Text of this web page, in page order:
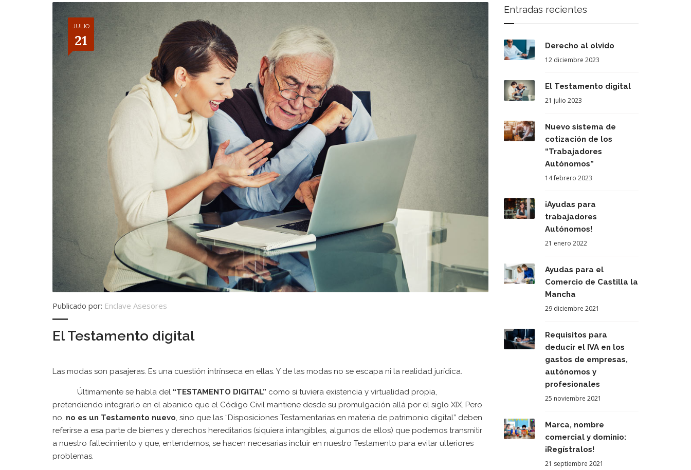
ÁREA LABORAL
ÁREA EXTRANJERÍA
JULIO
21
Publicado por: Enclave Asesores
El Testamento digital
Las modas son pasajeras. Es una cuestión intrínseca en ellas. Y de las modas no se escapa ni la realidad jurídica.
Últimamente se habla del “TESTAMENTO DIGITAL” como si tuviera existencia y virtualidad propia,
pretendiendo integrarlo en el abanico que el Código Civil mantiene desde su promulgación allá por el siglo XIX. Pero
no, no es un Testamento nuevo, sino que las “Disposiciones Testamentarias en materia de patrimonio digital” deben
referirse a esa parte de bienes y derechos hereditarios (siquiera intangibles, algunos de ellos) que podemos transmitir
a nuestro fallecimiento y que, entendemos, se hacen necesarias incluir en nuestro Testamento para evitar ulteriores
problemas.
Entradas recientes
Derecho al olvido
12 diciembre 2023
El Testamento digital
21 julio 2023
Nuevo sistema de
cotización de los
“Trabajadores
Autónomos”
14 febrero 2023
¡Ayudas para
trabajadores
Autónomos!
21 enero 2022
Ayudas para el
Comercio de Castilla la
Mancha
29 diciembre 2021
Requisitos para
deducir el IVA en los
gastos de empresas,
autónomos y
profesionales
25 noviembre 2021
Marca, nombre
comercial y dominio:
¡Regístralos!
21 septiembre 2021